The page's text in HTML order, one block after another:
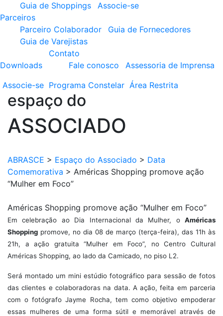
Guia de Shoppings
Associe-se
Parceiros
Parceiro Colaborador
Guia de Fornecedores
Guia de Varejistas
Downloads
Contato
Fale conosco
Assessoria de Imprensa
Associe-se Programa Constelar Área Restrita
espaço do
ASSOCIADO
ABRASCE > Espaço do Associado > Data
Comemorativa > Américas Shopping promove ação
“Mulher em Foco”
Américas Shopping promove ação “Mulher em Foco”
Em celebração ao Dia Internacional da Mulher, o Américas
Shopping promove, no dia 08 de março (terça-feira), das 11h às
21h, a ação gratuita “Mulher em Foco”, no Centro Cultural
Américas Shopping, ao lado da Camicado, no piso L2.
Será montado um mini estúdio fotográfico para sessão de fotos
das clientes e colaboradoras na data. A ação, feita em parceria
com o fotógrafo Jayme Rocha, tem como objetivo empoderar
essas mulheres de uma forma sútil e memorável através de